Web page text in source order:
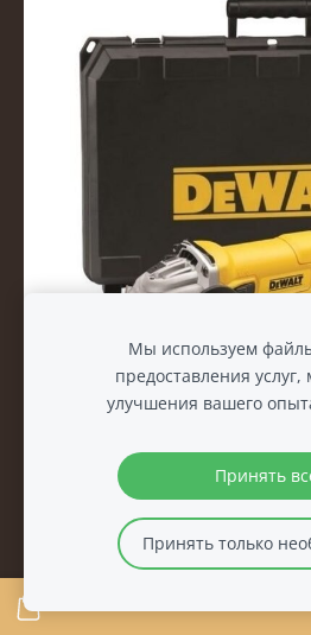
Вт, 125 мм, КОРПУС
€108.50
Мы используем
предоставления услуг,
улучшения вашего
Принять
Принять только